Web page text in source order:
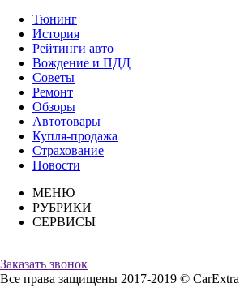
Тюнинг
История
Рейтинги авто
Вождение и ПДД
Советы
Ремонт
Обзоры
Автотовары
Купля-продажа
Страхование
Новости
МЕНЮ
РУБРИКИ
СЕРВИСЫ
Заказать звонок
Все права защищены 2017-2019 © CarExtra